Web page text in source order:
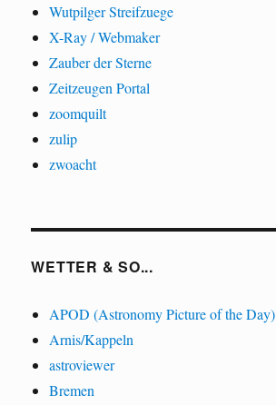
Wutpilger Streifzuege
X-Ray / Webmaker
Zauber der Sterne
Zeitzeugen Portal
zoomquilt
zulip
zwoacht
WETTER & SO...
APOD (Astronomy Picture of the Day)
Arnis/Kappeln
astroviewer
Bremen